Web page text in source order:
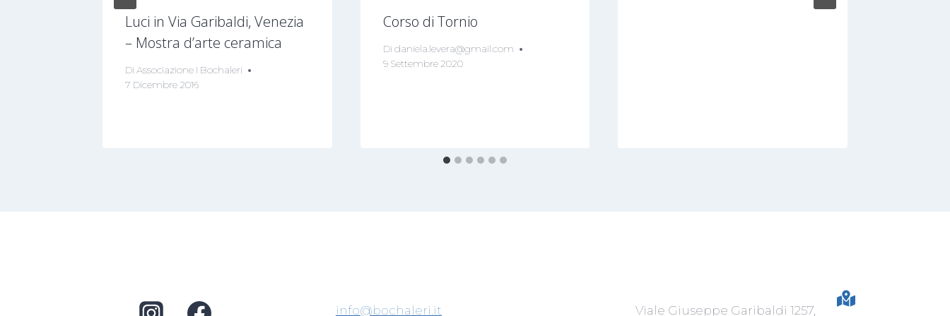
Luci in Via Garibaldi, Venezia
– Mostra d’arte ceramica
Di Associazione I Bochaleri
7 Dicembre 2016
Corso di Tornio
Di daniela.levera@gmail.com
9 Settembre 2020
info@bochaleri.it Viale Giuseppe Garibaldi 1257,